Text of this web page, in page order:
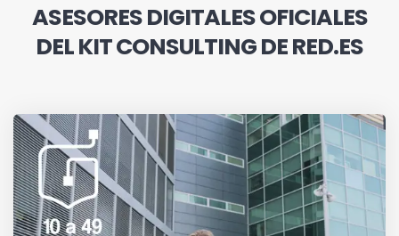
ASESORES DIGITALES OFICIALES
DEL KIT CONSULTING DE RED.ES